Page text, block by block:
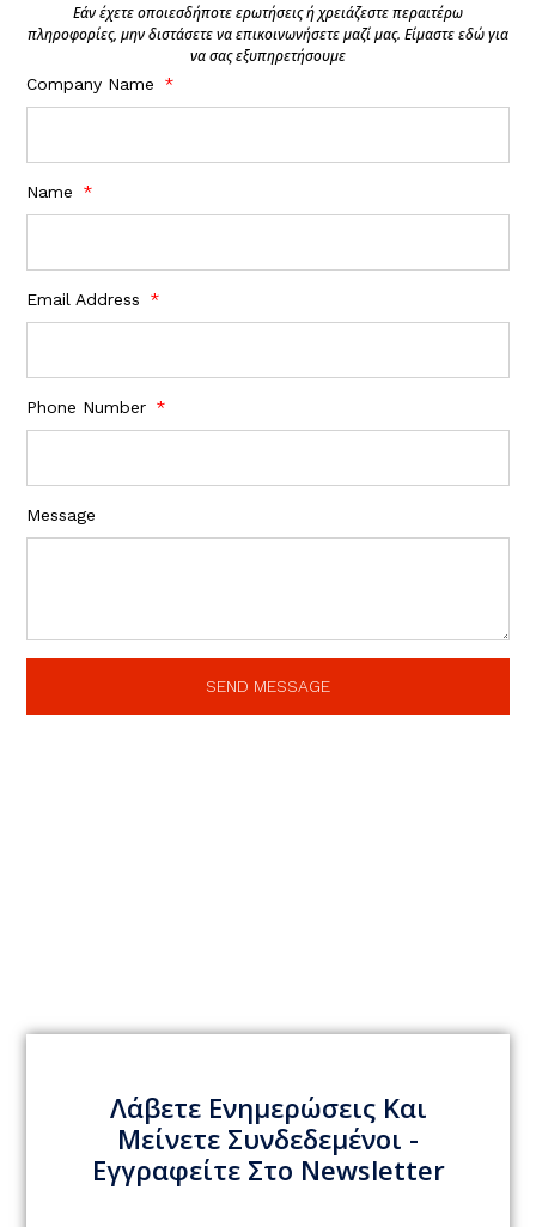
Εάν έχετε οποιεσδήποτε ερωτήσεις ή χρειάζεστε περαιτέρω
πληροφορίες, μην διστάσετε να επικοινωνήσετε μαζί μας. Είμαστε εδώ για
να σας εξυπηρετήσουμε
Company Name
Name
Email Address
Phone Number
Message
SEND MESSAGE
Λάβετε Ενημερώσεις Και
Μείνετε Συνδεδεμένοι -
Εγγραφείτε Στο Newsletter